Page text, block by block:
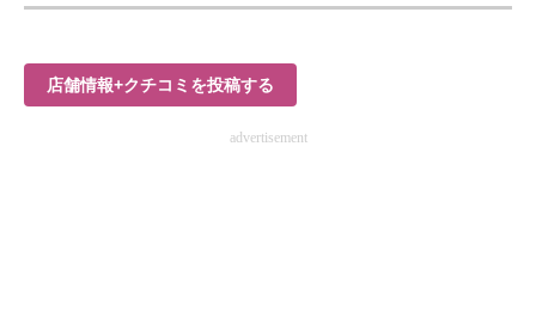
製造業のIT導入・活用を支援
店舗情報+クチコミを投稿する
advertisement